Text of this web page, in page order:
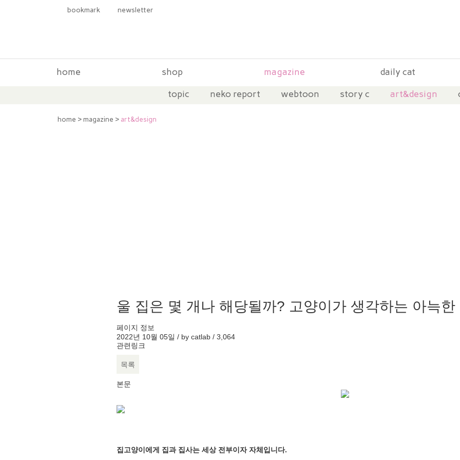
bookmark newsletter
home shop
magazine
topic
neko report webtoon story c art&design
daily cat
home >magazine > art&design
울 집은 몇 개나 해당될까? 고양이가 생각하는 아늑한
페이지 정보
2022년 10월 05일 / bycatlab /3,064
관련링크
목록
본문
집고양이에게 집과 집사는 세상 전부이자 자체입니다.